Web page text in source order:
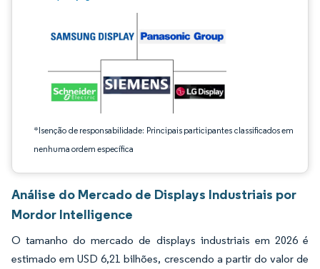
*Isenção de responsabilidade: Principais participantes classificados em
nenhuma ordem específica
Análise do Mercado de Displays Industriais por
Mordor Intelligence
O tamanho do mercado de displays industriais em 2026 é
estimado em USD 6,21 bilhões, crescendo a partir do valor de